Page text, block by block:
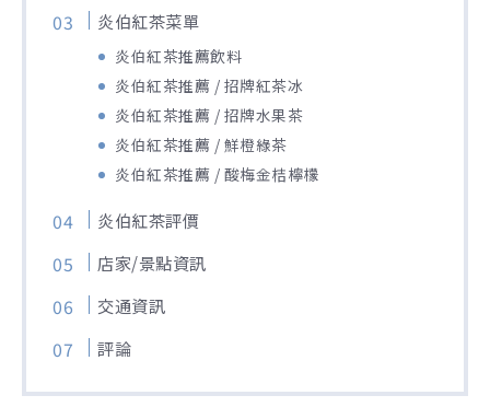
炎伯紅茶菜單
炎伯紅茶推薦飲料
炎伯紅茶推薦 / 招牌紅茶冰
炎伯紅茶推薦 / 招牌水果茶
炎伯紅茶推薦 / 鮮橙綠茶
炎伯紅茶推薦 / 酸梅金桔檸檬
炎伯紅茶評價
店家/景點資訊
交通資訊
評論